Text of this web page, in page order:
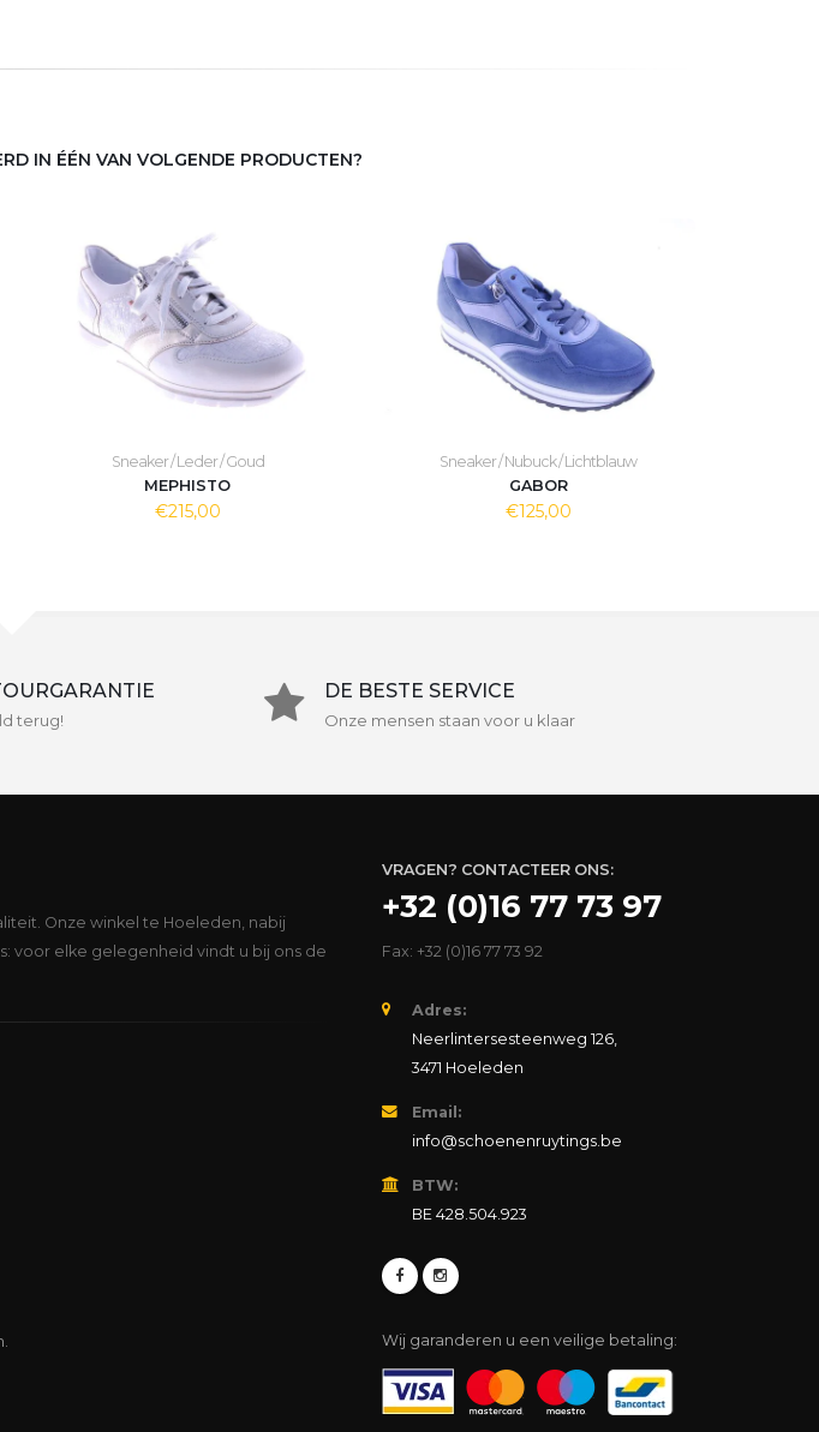
IN ÉÉN VAN VOLGENDE PRODUCTEN?
Sneaker / Leder / Goud
MEPHISTO
€215,00
Sneaker / Nubuck / Lichtblauw
GABOR
€125,00
terug!
DE BESTE SERVICE
Onze mensen staan voor u klaar
Onze winkel te Hoeleden, nabij
voor elke gelegenheid vindt u bij ons de
VRAGEN? CONTACTEER ONS:
+32 (0)16 77 73 97
Fax: +32 (0)16 77 73 92
Adres:
Neerlintersesteenweg 126,
3471 Hoeleden
Email:
info@schoenenruytings.be
BTW:
BE 428.504.923
Wij garanderen u een veilige betaling: